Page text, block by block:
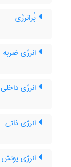
پُرانرژی
انرژی ضربه
انرژی داخلی
انرژی ذاتی
انرژی یونش